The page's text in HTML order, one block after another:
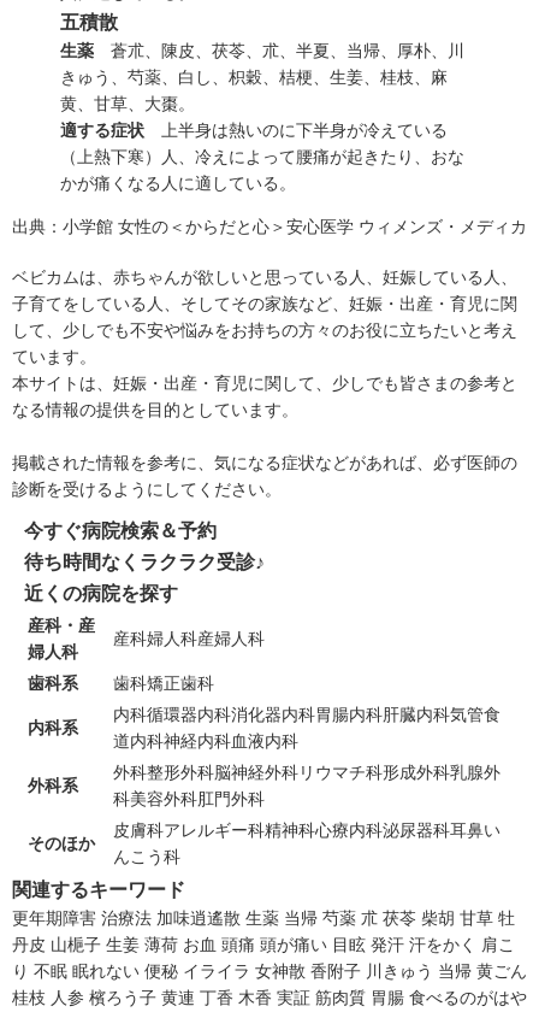
五積散
生薬 蒼朮、陳皮、茯苓、朮、半夏、当帰、厚朴、川
きゅう
、芍薬、白 し
、枳穀、桔梗、生姜、桂枝、麻
黄、甘草、大棗。
適する症状 上半身は熱いのに下半身が冷えている
（上熱下寒）人、冷えによって腰痛が起きたり、おな
かが痛くなる人に適している。
出典： 小学館 女性の＜からだと心＞安心医学 ウィメンズ・メディカ
ベビカムは、赤ちゃんが欲しいと思っている人、妊娠している人、
子育てをしている人、そしてその家族など、妊娠・出産・育児に関
して、少しでも不安や悩みをお持ちの方々のお役に立ちたいと考え
ています。
本サイトは、妊娠・出産・育児に関して、少しでも皆さまの参考と
なる情報の提供を目的としています。
掲載された情報を参考に、気になる症状などがあれば、必ず医師の
診断を受けるようにしてください。
今すぐ病院検索＆予約
待ち時間なくラクラク受診♪
近くの病院を探す
産科・産
婦人科
産科婦人科産婦人科
歯科系 歯科矯正歯科
内科系
内科循環器内科消化器内科胃腸内科肝臓内科気管食
道内科神経内科血液内科
外科系
外科整形外科脳神経外科リウマチ科形成外科乳腺外
科美容外科肛門外科
そのほか
皮膚科アレルギー科精神科心療内科泌尿器科耳鼻い
んこう科
関連するキーワード
更年期障害 治療法 加味逍遙散 生薬 当帰 芍薬 朮 茯苓 柴胡 甘草 牡
丹皮 山梔子 生姜 薄荷 お血 頭痛 頭が痛い 目眩 発汗 汗をかく
肩こ
り 不眠 眠れない 便秘 イライラ 女神散 香附子 川きゅう 当帰 黄ごん
桂枝 人参 檳ろう子 黄連 丁香 木香 実証 筋肉質 胃腸 食べるのがはや